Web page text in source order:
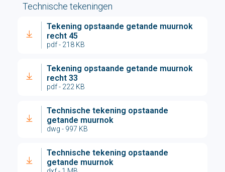
Technische tekeningen
Tekening opstaande getande muurnok
recht 45
pdf - 218 KB
Tekening opstaande getande muurnok
recht 33
pdf - 222 KB
Technische tekening opstaande
getande muurnok
dwg - 997 KB
Technische tekening opstaande
getande muurnok